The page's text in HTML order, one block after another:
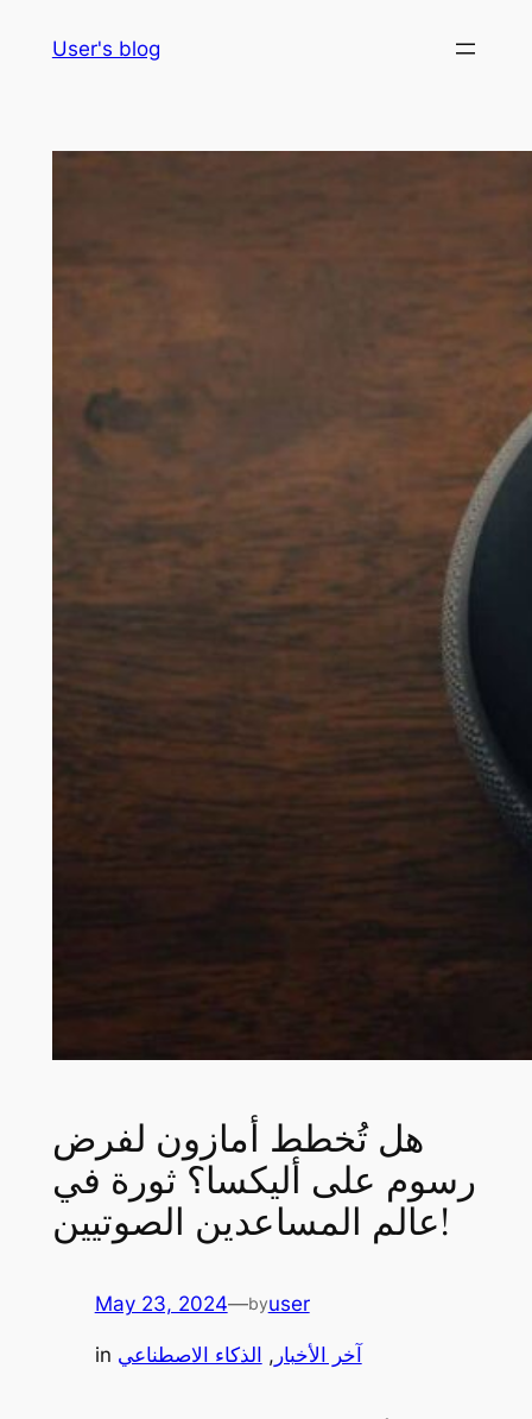
User's blog
هل تُخطط أمازون لفرض
رسوم على أليكسا؟ ثورة في
عالم المساعدين الصوتيين!
May 23, 2024—byuser
in آخر الأخبار , الذكاء الاصطناعي